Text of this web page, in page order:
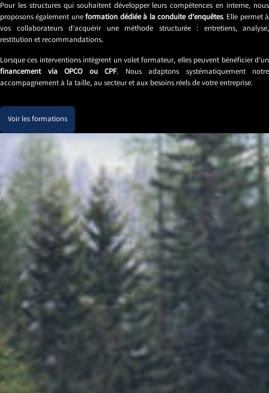
Pour les structures qui souhaitent développer leurs compétences en interne, nous
proposons également uneformation dédiée à la conduite d’enquêtes. Elle permet à
vos collaborateurs d’acquérir une méthode structurée : entretiens, analyse,
restitution et recommandations.
Lorsque ces interventions intègrent un volet formateur, elles peuvent bénéficier d’un
financement via OPCO ou CPF. Nous adaptons systématiquement notre
accompagnement à la taille, au secteur et aux besoins réels de votre entreprise.
Voir les formations